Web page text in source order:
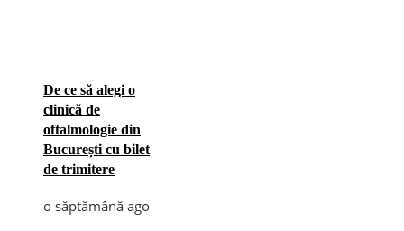
De ce să alegi o
clinică de
oftalmologie din
București cu bilet
de trimitere
o săptămână ago